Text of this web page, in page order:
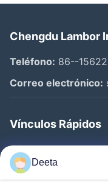
Chengdu Lambor
Teléfono: 86--
Correo electrónico:
Vínculos Rápidos
Inicio
Productos
Deeta